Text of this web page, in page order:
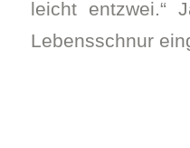
leicht entzwei.“
Lebensschnur